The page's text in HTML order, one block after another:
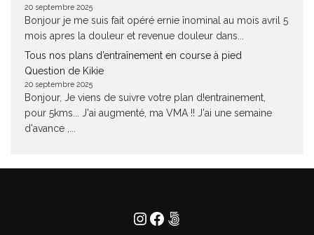
20 septembre 2025
Bonjour je me suis fait opéré ernie înominal au mois avril 5
mois apres la douleur et revenue douleur dans...
Tous nos plans d’entraînement en course à pied
Question de Kikie
20 septembre 2025
Bonjour, Je viens de suivre votre plan d!entrainement,
pour 5kms... J'ai augmenté, ma VMA !! J'ai une semaine
d'avance ,...
Instagram
Facebook
500px